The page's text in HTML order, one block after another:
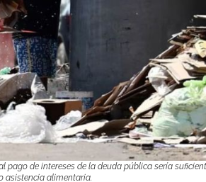
pago de intereses de la deuda pública sería
asistencia alimentaria.